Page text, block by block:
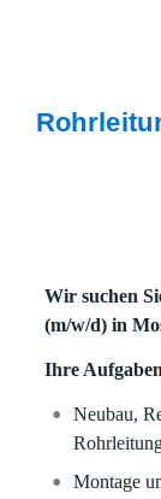
Wir suchen
(m/w/d) in
Ihre Aufgaben
Neubau,
Montage